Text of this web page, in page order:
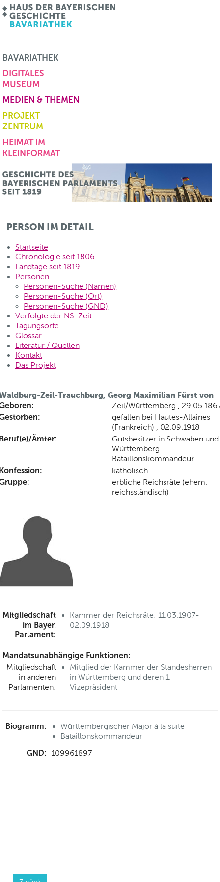
BAVARIATHEK
DIGITALES
MUSEUM
MEDIEN & THEMEN
PROJEKT
ZENTRUM
HEIMAT IM
KLEINFORMAT
PERSON IM DETAIL
Startseite
Chronologie seit 1806
Landtage seit 1819
Personen
Personen-Suche (Namen)
Personen-Suche (Ort)
Personen-Suche (GND)
Verfolgte der NS-Zeit
Tagungsorte
Glossar
Literatur / Quellen
Kontakt
Das Projekt
Zeil-Trauchburg, Georg Maximilian Fürst von
Zeil/Württemberg ,
gefallen bei Hautes-Allaines
(Frankreich) , 02.09.1918
Ämter:
Gutsbesitzer in Schwaben und
Württemberg
Bataillonskommandeur
katholisch
erbliche Reichsräte (ehem.
reichsständisch)
Mitgliedschaft
im Bayer.
Parlament:
Kammer der Reichsräte: 11.03.1907-
02.09.1918
Mandatsunabhängige Funktionen:
Mitgliedschaft
in anderen
Parlamenten:
Mitglied der Kammer der Standesherren
in Württemberg und deren 1.
Vizepräsident
Biogramm:
Württembergischer Major à la suite
Bataillonskommandeur
GND: 109961897